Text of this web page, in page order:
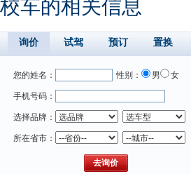
校车的相关信息
询价 试驾 预订 置换
您的姓名： 性别： 男 女
手机号码：
选择品牌：
所在省市：